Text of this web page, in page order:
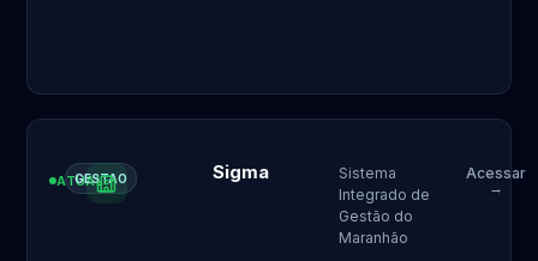
ATUAL
GESTAO Sigma
Sistema
Integrado de
Gestão do
Maranhão
Acessar
→